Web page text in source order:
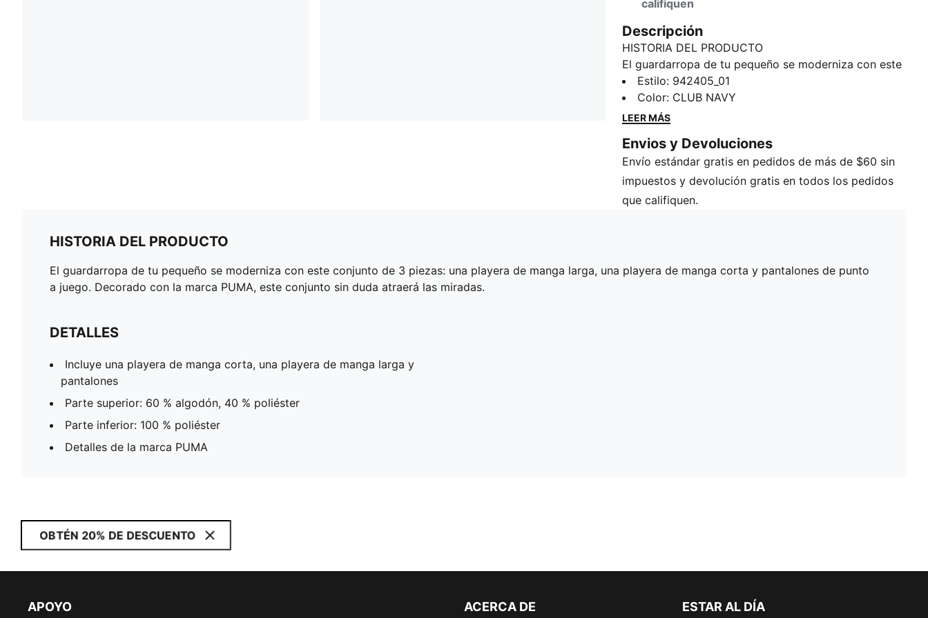
califiquen
Descripción
HISTORIA DEL PRODUCTO
El guardarropa de tu pequeño se moderniza con este
conjunto de 3 piezas: una playera de manga larga,
una playera de manga corta y pantalones de punto a
juego. Decorado con la marca PUMA, este conjunto
DETALLES
Incluye una playera de manga corta, una playera de
manga larga y pantalones
Parte superior: 60 % algodón, 40 % poliéster
Estilo: 942405_01
Color: CLUB NAVY
LEER MÁS
Envios y Devoluciones
Envío estándar gratis en pedidos de más de $60 sin
impuestos y devolución gratis en todos los pedidos
que califiquen.
HISTORIA DEL PRODUCTO
El guardarropa de tu pequeño se moderniza con este conjunto de 3 piezas: una playera de manga larga, una playera de manga corta y pantalones de punto
a juego. Decorado con la marca PUMA, este conjunto sin duda atraerá las miradas.
DETALLES
Incluye una playera de manga corta, una playera de manga larga y
pantalones
Parte superior: 60 % algodón, 40 % poliéster
Parte inferior: 100 % poliéster
Detalles de la marca PUMA
OBTÉN 20% DE DESCUENTO
APOYO ACERCA DE ESTAR AL DÍA